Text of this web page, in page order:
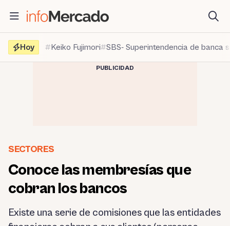
contenido
Hoy
Keiko Fujimori SBS- Superintendencia de banca
PUBLICIDAD
SECTORES
Conoce las membresías que
cobran los bancos
Existe una serie de comisiones que las entidades